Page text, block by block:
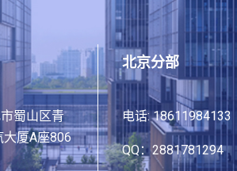
蜀山区青
厦A座806
北京分部
电话: 18611984133
QQ：2881781294